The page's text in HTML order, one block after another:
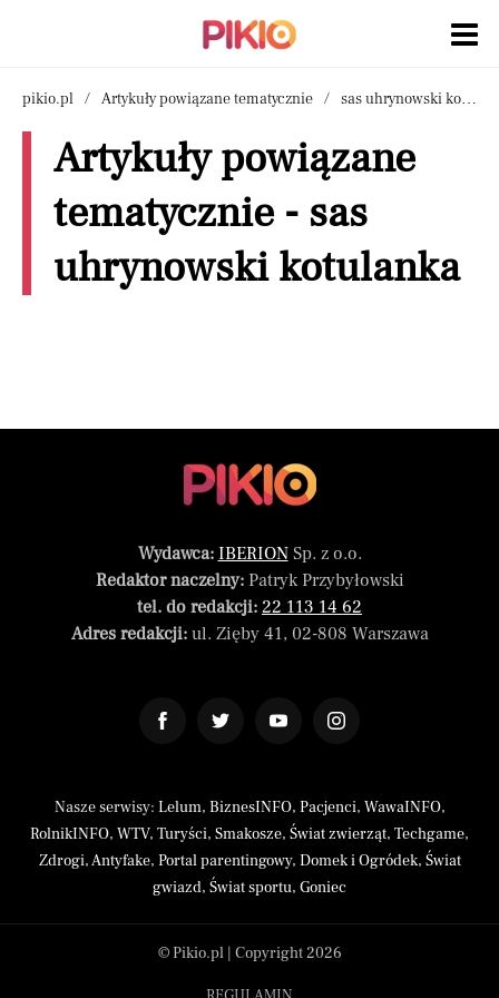
pikio.pl Artykuły powiązane tematycznie sas uhrynowski kotulanka
Artykuły powiązane
tematycznie - sas
uhrynowski kotulanka
Wydawca: IBERIONSp. z o.o.
Redaktor naczelny:Patryk Przybyłowski
tel. do redakcji: 22 113 14 62
Adres redakcji:ul. Zięby 41, 02-808 Warszawa
Nasze serwisy: Lelum, BiznesINFO, Pacjenci, WawaINFO,
RolnikINFO, WTV, Turyści, Smakosze, Świat zwierząt, Techgame,
Zdrogi,Antyfake, Portal parentingowy, Domek i Ogródek, Świat
gwiazd, Świat sportu, Goniec
© Pikio.pl | Copyright 2026